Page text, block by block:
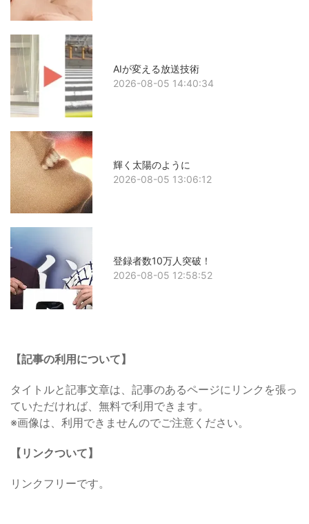
AIが変える放送技術
2026-08-05 14:40:34
輝く太陽のように
2026-08-05 13:06:12
登録者数10万人突破！
2026-08-05 12:58:52
【記事の利用について】
タイトルと記事文章は、記事のあるページにリンクを張っ
ていただければ、無料で利用できます。
※画像は、利用できませんのでご注意ください。
【リンクついて】
リンクフリーです。